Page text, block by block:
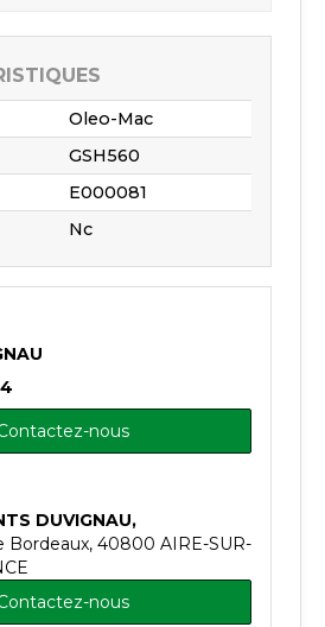
Oleo-Mac
GSH560
E000081
Nc
nous
nous
DUVIGNAU,
Bordeaux, 40800 AIRE-SUR-